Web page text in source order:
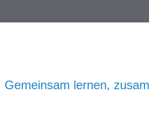
Gemeinsam lernen,